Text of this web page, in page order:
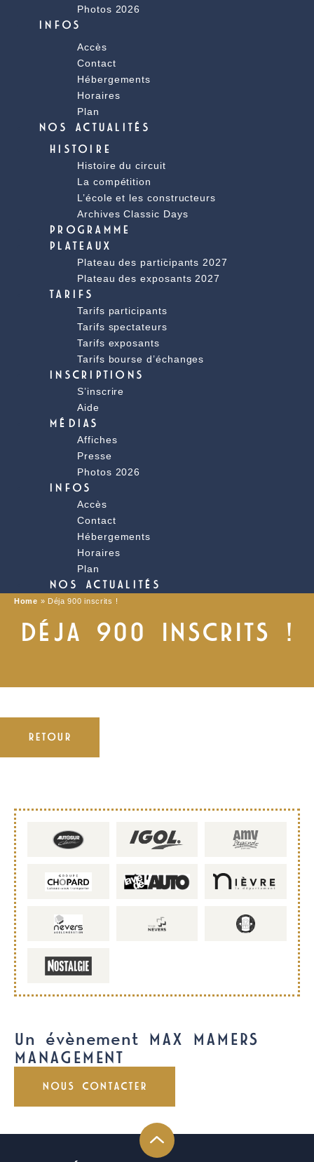
Photos 2026
INFOS
Accès
Contact
Hébergements
Horaires
Plan
NOS ACTUALITÉS
HISTOIRE
Histoire du circuit
La compétition
L’école et les constructeurs
Archives Classic Days
PROGRAMME
PLATEAUX
Plateau des participants 2027
Plateau des exposants 2027
TARIFS
Tarifs participants
Tarifs spectateurs
Tarifs exposants
Tarifs bourse d’échanges
INSCRIPTIONS
S’inscrire
Aide
MÉDIAS
Affiches
Presse
Photos 2026
INFOS
Accès
Contact
Hébergements
Horaires
Plan
NOS ACTUALITÉS
Home » Déja 900 inscrits !
DÉJA 900 INSCRITS !
RETOUR
Un évènement MAX MAMERS
MANAGEMENT
NOUS CONTACTER